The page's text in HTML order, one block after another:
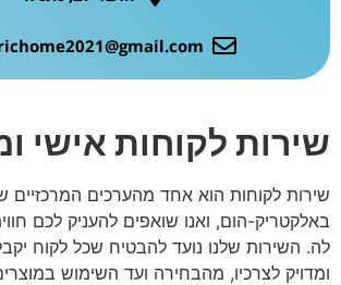
שירות לקוחות אישי
שירות לקוחות הוא אחד מהערכים המרכזיים
באלקטריק-הום, ואנו שואפים להעניק לכם
לה. השירות שלנו נועד להבטיח שכל לקוח
ומדויק לצרכיו, מהבחירה ועד השימוש